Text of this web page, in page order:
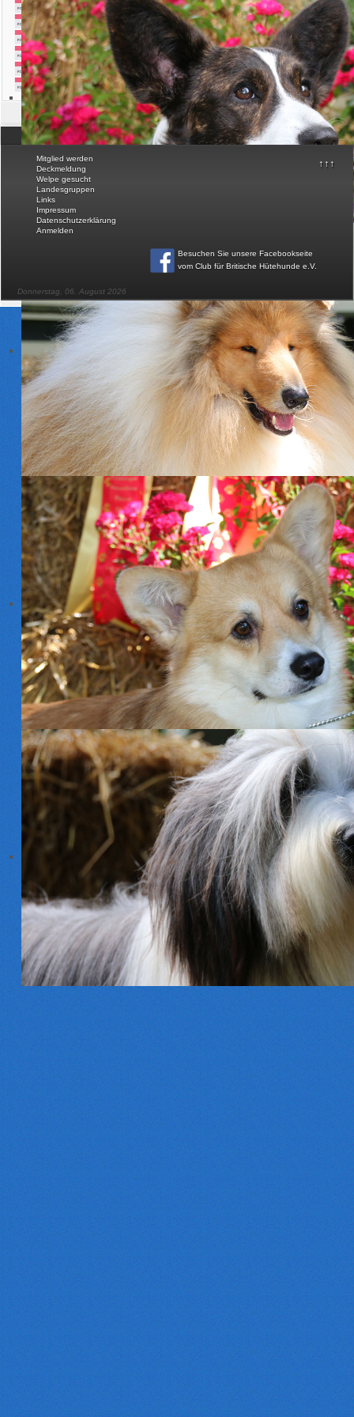
Ausstellungsordnung...
Farbkatalog Sheltie...
Tierärzte mit Zusatzau...
Aufnahmeantrag...
Farbkatalog Welsh Corg...
Farbkatalog Bearded Co...
© Club für Britische Hütehunde e.V.
↑↑↑
Mitglied werden
Deckmeldung
Welpe gesucht
Landesgruppen
Links
Impressum
Datenschutzerklärung
Anmelden
Besuchen Sie unsere Facebookseite
vom Club für Britische Hütehunde e.V.
Donnerstag, 06. August 2026